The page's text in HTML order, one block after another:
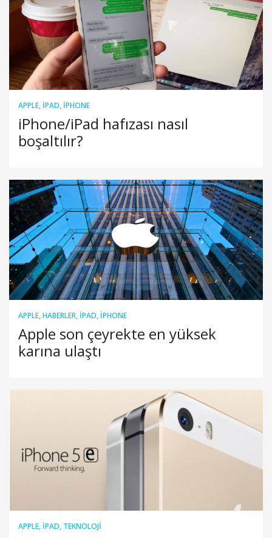
APPLE, IPAD, IPHONE
iPhone/iPad hafızası nasıl
boşaltılır?
APPLE,HABERLER, IPAD, IPHONE
Apple son çeyrekte en yüksek
karına ulaştı
APPLE, IPAD, TEKNOLOJI